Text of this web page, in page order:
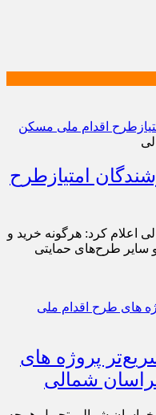
امتیازطرح
اعلام کرد: هرگونه خرید و
سایر طرح‌های حمایتی
پروژه های
شمالی